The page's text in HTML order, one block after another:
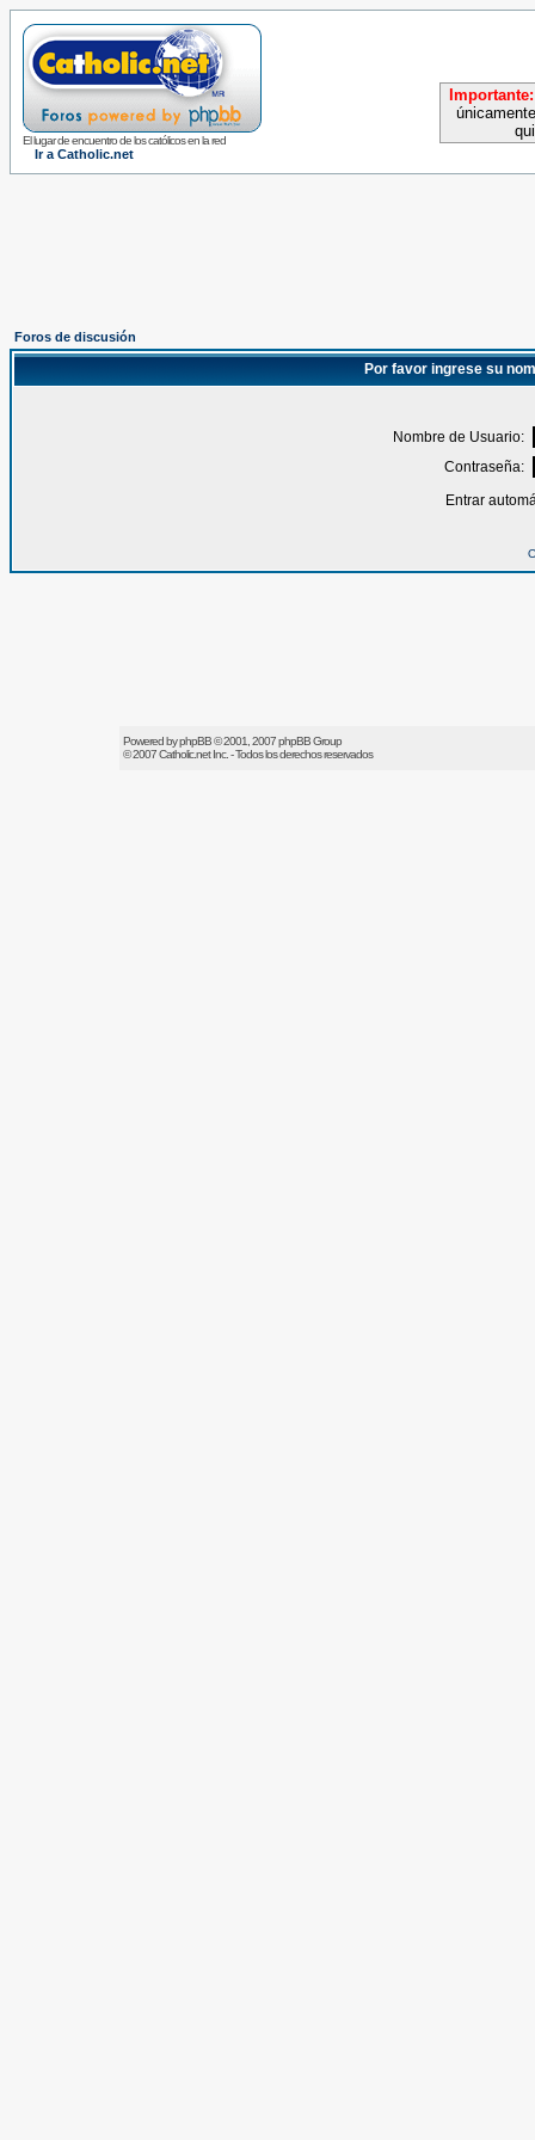
El lugar de encuentro de los católicos en la red
Ir a Catholic.net
Importante:
Foros de discusión
Por favor ingrese su
Nombre de Usuario:
Contraseña:
Entrar
Powered byphpBB© 2001, 2007 phpBB Group
© 2007Catholic.netInc. - Todos los derechos reservados